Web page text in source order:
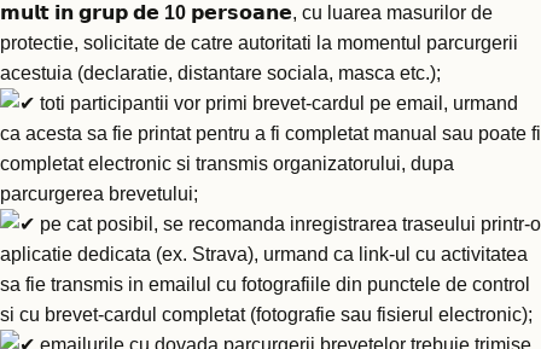
𝗺𝘂𝗹𝘁 𝗶𝗻 𝗴𝗿𝘂𝗽 𝗱𝗲 10 𝗽𝗲𝗿𝘀𝗼𝗮𝗻𝗲, cu luarea masurilor de
protectie, solicitate de catre autoritati la momentul parcurgerii
acestuia (declaratie, distantare sociala, masca etc.);
toti participantii vor primi brevet-cardul pe email, urmand
ca acesta sa fie printat pentru a fi completat manual sau poate fi
completat electronic si transmis organizatorului, dupa
parcurgerea brevetului;
pe cat posibil, se recomanda inregistrarea traseului printr-o
aplicatie dedicata (ex. Strava), urmand ca link-ul cu activitatea
sa fie transmis in emailul cu fotografiile din punctele de control
si cu brevet-cardul completat (fotografie sau fisierul electronic);
emailurile cu dovada parcurgerii brevetelor trebuie trimise